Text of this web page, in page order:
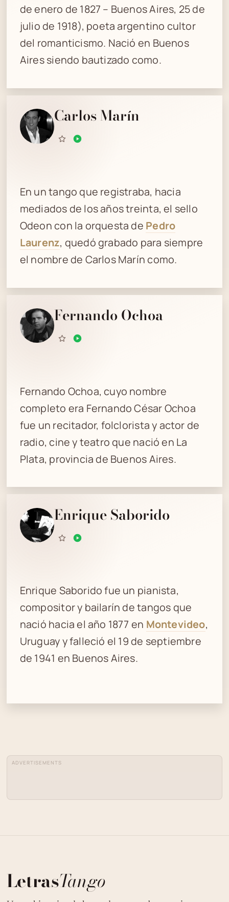
de enero de 1827 – Buenos Aires, 25 de
julio de 1918), poeta argentino cultor
del romanticismo. Nació en Buenos
Aires siendo bautizado como.
Carlos Marín
En un tango que registraba, hacia
mediados de los años treinta, el sello
Odeon con la orquesta de Pedro
Laurenz, quedó grabado para siempre
el nombre de Carlos Marín como.
Fernando Ochoa
Fernando Ochoa, cuyo nombre
completo era Fernando César Ochoa
fue un recitador, folclorista y actor de
radio, cine y teatro que nació en La
Plata, provincia de Buenos Aires.
Enrique Saborido
Enrique Saborido fue un pianista,
compositor y bailarín de tangos que
nació hacia el año 1877 en Montevideo,
Uruguay y falleció el 19 de septiembre
de 1941 en Buenos Aires.
ADVERTISEMENTS
LetrasTango